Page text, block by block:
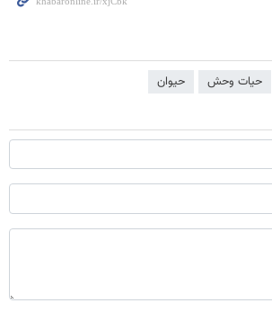
حیات وحش حیوان